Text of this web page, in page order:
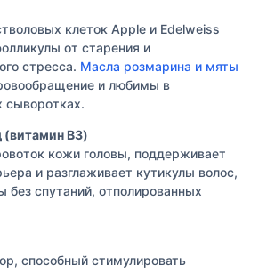
клеток Apple и Edelweiss
от старения и
стресса. Масла розмарина и мяты
и любимы в
сыворотках.
B3)
кожи головы, поддерживает
и разглаживает кутикулы волос,
без спутаний, отполированных
способный стимулировать